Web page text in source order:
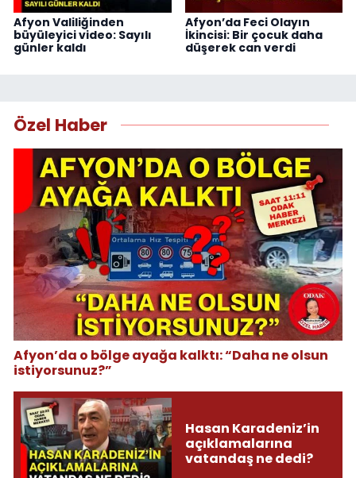
Afyon Valiliğinden
büyüleyici video: Sayılı
günler kaldı
Afyon’da Feci Olayın
İkincisi: Bir çocuk daha
düşerek can verdi
Özel Haber
Afyon’da o bölge ayağa kalktı: “Daha ne olsun
istiyorsunuz?”
Hasan Karadeniz’in
açıklamalarına
vatandaş ne dedi?